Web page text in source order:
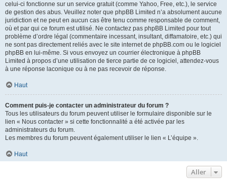
celui-ci fonctionne sur un service gratuit (comme Yahoo, Free, etc.), le service
de gestion des abus. Veuillez noter que phpBB Limited n’a absolument aucune
juridiction et ne peut en aucun cas être tenu comme responsable de comment,
où et par qui ce forum est utilisé. Ne contactez pas phpBB Limited pour tout
problème d’ordre légal (commentaire incessant, insultant, diffamatoire, etc.) qui
ne sont pas directement reliés avec le site internet de phpBB.com ou le logiciel
phpBB en lui-même. Si vous envoyez un courrier électronique à phpBB
Limited à propos d’une utilisation de tierce partie de ce logiciel, attendez-vous
à une réponse laconique ou à ne pas recevoir de réponse.
Haut
Comment puis-je contacter un administrateur du forum ?
Tous les utilisateurs du forum peuvent utiliser le formulaire disponible sur le
lien « Nous contacter » si cette fonctionnalité a été activée par les
administrateurs du forum.
Les membres du forum peuvent également utiliser le lien « L’équipe ».
Haut
Aller